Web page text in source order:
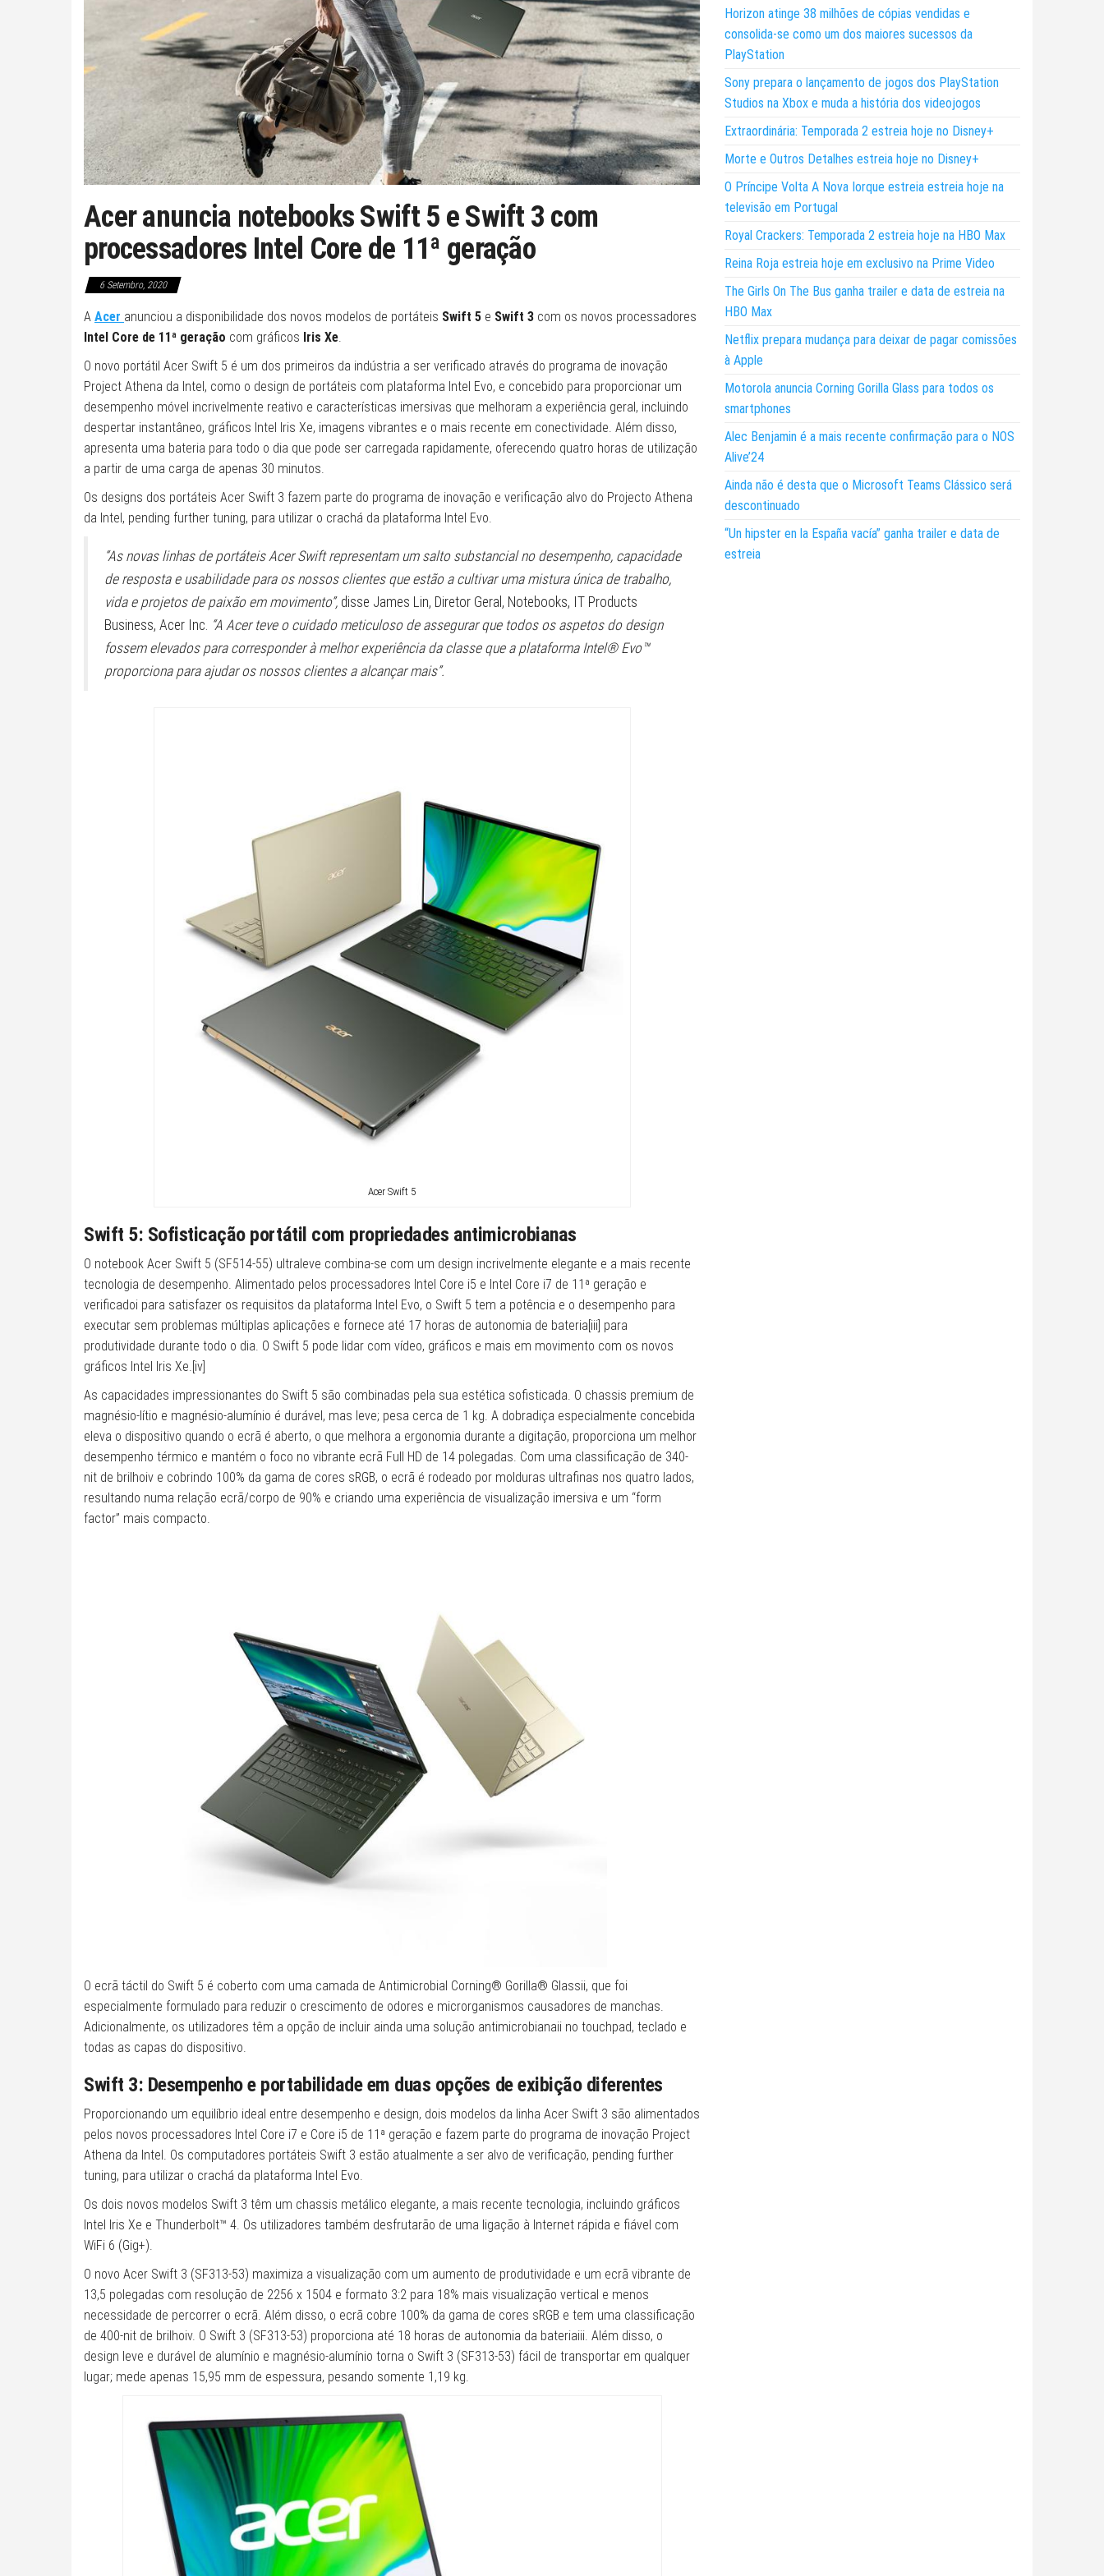
Acer anuncia notebooks Swift 5 e Swift 3 com
processadores Intel Core de 11ª geração
6 Setembro, 2020
A Acer anunciou a disponibilidade dos novos modelos de portáteis Swift 5 e Swift 3 com os novos processadores
Intel Core de 11ª geração com gráficos Iris Xe.
O novo portátil Acer Swift 5 é um dos primeiros da indústria a ser verificado através do programa de inovação
Project Athena da Intel, como o design de portáteis com plataforma Intel Evo, e concebido para proporcionar um
desempenho móvel incrivelmente reativo e características imersivas que melhoram a experiência geral, incluindo
despertar instantâneo, gráficos Intel Iris Xe, imagens vibrantes e o mais recente em conectividade. Além disso,
apresenta uma bateria para todo o dia que pode ser carregada rapidamente, oferecendo quatro horas de utilização
a partir de uma carga de apenas 30 minutos.
Os designs dos portáteis Acer Swift 3 fazem parte do programa de inovação e verificação alvo do Projecto Athena
da Intel, pending further tuning, para utilizar o crachá da plataforma Intel Evo.
“As novas linhas de portáteis Acer Swift representam um salto substancial no desempenho, capacidade
de resposta e usabilidade para os nossos clientes que estão a cultivar uma mistura única de trabalho,
vida e projetos de paixão em movimento”, disse James Lin, Diretor Geral, Notebooks, IT Products
Business, Acer Inc. “A Acer teve o cuidado meticuloso de assegurar que todos os aspetos do design
fossem elevados para corresponder à melhor experiência da classe que a plataforma Intel® Evo™
proporciona para ajudar os nossos clientes a alcançar mais”.
Acer Swift 5
Swift 5: Sofisticação portátil com propriedades antimicrobianas
O notebook Acer Swift 5 (SF514-55) ultraleve combina-se com um design incrivelmente elegante e a mais recente
tecnologia de desempenho. Alimentado pelos processadores Intel Core i5 e Intel Core i7 de 11ª geração e
verificadoi para satisfazer os requisitos da plataforma Intel Evo, o Swift 5 tem a potência e o desempenho para
executar sem problemas múltiplas aplicações e fornece até 17 horas de autonomia de bateria[iii] para
produtividade durante todo o dia. O Swift 5 pode lidar com vídeo, gráficos e mais em movimento com os novos
gráficos Intel Iris Xe.[iv]
As capacidades impressionantes do Swift 5 são combinadas pela sua estética sofisticada. O chassis premium de
magnésio-lítio e magnésio-alumínio é durável, mas leve; pesa cerca de 1 kg. A dobradiça especialmente concebida
eleva o dispositivo quando o ecrã é aberto, o que melhora a ergonomia durante a digitação, proporciona um melhor
desempenho térmico e mantém o foco no vibrante ecrã Full HD de 14 polegadas. Com uma classificação de 340-
nit de brilhoiv e cobrindo 100% da gama de cores sRGB, o ecrã é rodeado por molduras ultrafinas nos quatro lados,
resultando numa relação ecrã/corpo de 90% e criando uma experiência de visualização imersiva e um “form
factor” mais compacto.
O ecrã táctil do Swift 5 é coberto com uma camada de Antimicrobial Corning® Gorilla® Glassii, que foi
especialmente formulado para reduzir o crescimento de odores e microrganismos causadores de manchas.
Adicionalmente, os utilizadores têm a opção de incluir ainda uma solução antimicrobianaii no touchpad, teclado e
todas as capas do dispositivo.
Swift 3: Desempenho e portabilidade em duas opções de exibição diferentes
Proporcionando um equilíbrio ideal entre desempenho e design, dois modelos da linha Acer Swift 3 são alimentados
pelos novos processadores Intel Core i7 e Core i5 de 11ª geração e fazem parte do programa de inovação Project
Athena da Intel. Os computadores portáteis Swift 3 estão atualmente a ser alvo de verificação, pending further
tuning, para utilizar o crachá da plataforma Intel Evo.
Os dois novos modelos Swift 3 têm um chassis metálico elegante, a mais recente tecnologia, incluindo gráficos
Intel Iris Xe e Thunderbolt™ 4. Os utilizadores também desfrutarão de uma ligação à Internet rápida e fiável com
WiFi 6 (Gig+).
O novo Acer Swift 3 (SF313-53) maximiza a visualização com um aumento de produtividade e um ecrã vibrante de
13,5 polegadas com resolução de 2256 x 1504 e formato 3:2 para 18% mais visualização vertical e menos
necessidade de percorrer o ecrã. Além disso, o ecrã cobre 100% da gama de cores sRGB e tem uma classificação
de 400-nit de brilhoiv. O Swift 3 (SF313-53) proporciona até 18 horas de autonomia da bateriaiii. Além disso, o
design leve e durável de alumínio e magnésio-alumínio torna o Swift 3 (SF313-53) fácil de transportar em qualquer
lugar; mede apenas 15,95 mm de espessura, pesando somente 1,19 kg.
Horizon atinge 38 milhões de cópias vendidas e
consolida-se como um dos maiores sucessos da
PlayStation
Sony prepara o lançamento de jogos dos PlayStation
Studios na Xbox e muda a história dos videojogos
Extraordinária: Temporada 2 estreia hoje no Disney+
Morte e Outros Detalhes estreia hoje no Disney+
O Príncipe Volta A Nova Iorque estreia estreia hoje na
televisão em Portugal
Royal Crackers: Temporada 2 estreia hoje na HBO Max
Reina Roja estreia hoje em exclusivo na Prime Video
The Girls On The Bus ganha trailer e data de estreia na
HBO Max
Netflix prepara mudança para deixar de pagar comissões
à Apple
Motorola anuncia Corning Gorilla Glass para todos os
smartphones
Alec Benjamin é a mais recente confirmação para o NOS
Alive’24
Ainda não é desta que o Microsoft Teams Clássico será
descontinuado
“Un hipster en la España vacía” ganha trailer e data de
estreia